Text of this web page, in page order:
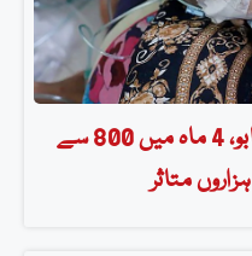
بنگلا دیش میں خسرہ بے قابو، 4 ماہ میں 800 سے
متاثر